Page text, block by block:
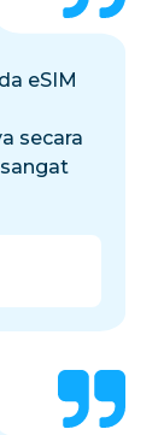
eSIM
secara